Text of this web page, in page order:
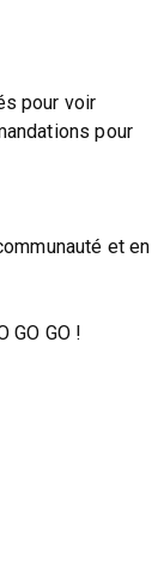
pour voir
pour
et en
GO GO !